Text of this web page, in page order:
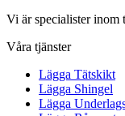
Vi är specialister inom
Våra tjänster
Lägga Tätskikt
Lägga Shingel
Lägga